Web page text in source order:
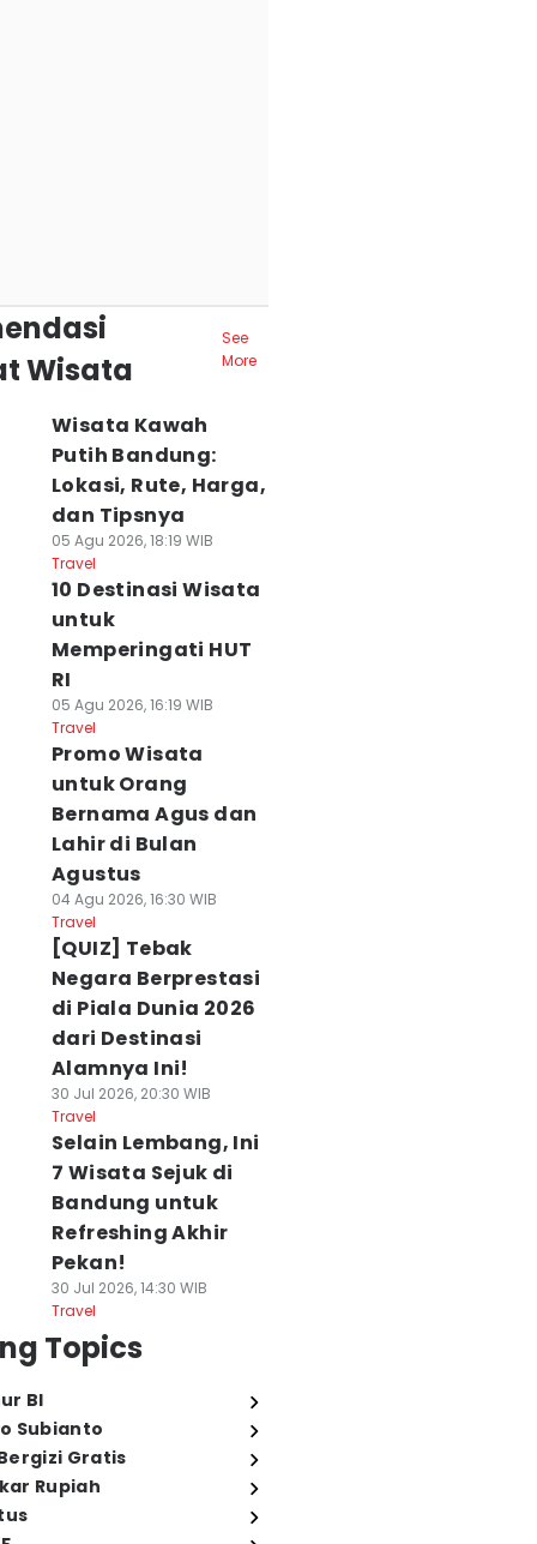
Wisata
See
More
Wisata Kawah
Putih Bandung:
Lokasi, Rute, Harga,
dan Tipsnya
05 Agu 2026, 18:19 WIB
Travel
10 Destinasi Wisata
untuk
Memperingati HUT
RI
05 Agu 2026, 16:19 WIB
Travel
Promo Wisata
untuk Orang
Bernama Agus dan
Lahir di Bulan
Agustus
04 Agu 2026, 16:30 WIB
Travel
[QUIZ] Tebak
Negara Berprestasi
di Piala Dunia 2026
dari Destinasi
Alamnya Ini!
30 Jul 2026, 20:30 WIB
Travel
Selain Lembang, Ini
7 Wisata Sejuk di
Bandung untuk
Refreshing Akhir
Pekan!
30 Jul 2026, 14:30 WIB
Travel
Topics
BI
Subianto
Gratis
Rupiah